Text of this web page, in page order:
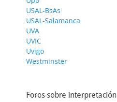
USAL-BsAs
USAL-Salamanca
UVA
UVIC
Uvigo
Westminster
Foros sobre interpretación